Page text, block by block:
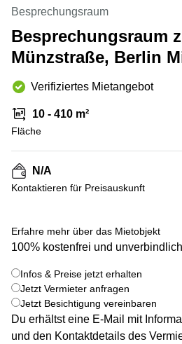
Düsseldorf
Büro
mieten
Köln
Büro
Essen
Büro
mieten
Hannover
Seminarraum
mieten
Neuss
Büro
mieten
Hamburg
Büro
mieten
Berlin
Kienberger
Allee 4
Berlin
Schönefeld
8 Hannover
21 Regus
Düsseldorf
Arcus
Str.
Mainzer
69
Frankfurt
Europaplatz
2 Berlin
Regus
Besprechungsraum
Besprechungsraum
Münzstraße, Berlin
Verifiziertes Mietangebot
10 - 410 m²
Fläche
N/A
Kontaktieren für Preisauskunft
Erfahre mehr über das Mietobjekt
100% kostenfrei und unverbindlich
Infos & Preise jetzt erhalten
Jetzt Vermieter anfragen
Jetzt Besichtigung vereinbaren
Du erhältst eine E-Mail mit
und den Kontaktdetails des